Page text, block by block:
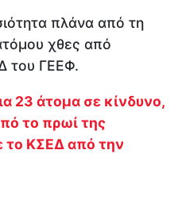
πλάνα από τη
χθες από
του ΓΕΕΦ.
23 άτομα σε κίνδυνο,
το πρωί της
το ΚΣΕΔ από την